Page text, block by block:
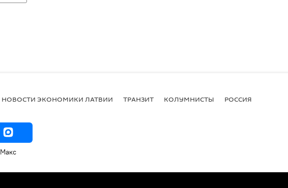
НОВОСТИ ЭКОНОМИКИ ЛАТВИИ ТРАНЗИТ КОЛУМНИСТЫ РОССИЯ
Макс